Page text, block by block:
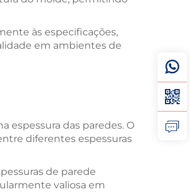
às especificações,
em ambientes de
espessura das paredes. O
diferentes espessuras
de parede
valiosa em